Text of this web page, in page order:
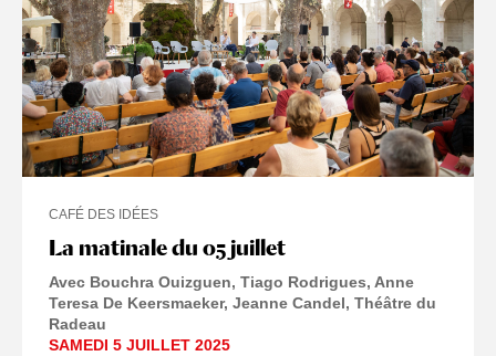
La matinale du 05 juillet
CAFÉ DES IDÉES
Avec Bouchra Ouizguen, Tiago Rodrigues, Anne
Teresa De Keersmaeker, Jeanne Candel, Théâtre du
Radeau
SAMEDI 5 JUILLET 2025